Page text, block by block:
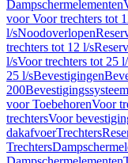
Dampschermelementen
voor Voor trechters tot
l/sNoodoverlopen
trechters tot 12 l/s
l/sVoor trechters tot 25
25 l/sBevestigingen
200
voor ToebehorenVoor
trechtersVoor
dakafvoerTrechters
Trechters